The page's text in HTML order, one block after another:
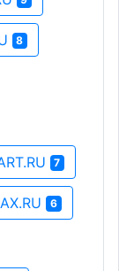
8
7
6